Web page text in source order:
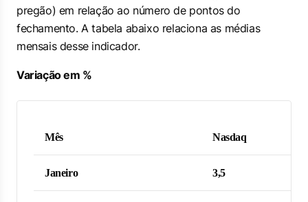
pregão) em relação ao número de pontos do
fechamento. A tabela abaixo relaciona as médias
mensais desse indicador.
Variação em %
Mês Nasdaq
Janeiro 3,5